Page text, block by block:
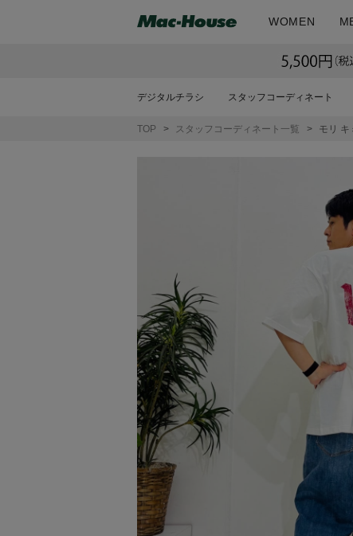
WOMEN
デジタルチラシ スタッフコーディネート
TOP スタッフコーディネート一覧 モリ キ